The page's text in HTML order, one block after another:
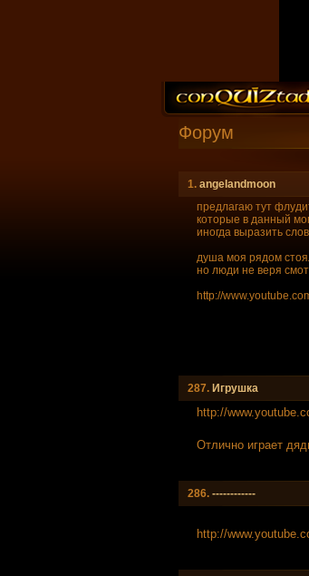
Форум
1. angelandmoon
предлагаю тут
которые в данный
иногда выразить
душа моя рядом
но люди не веря
http://
287. Игрушкa
http://
Отлично играет
286. ------------
http://